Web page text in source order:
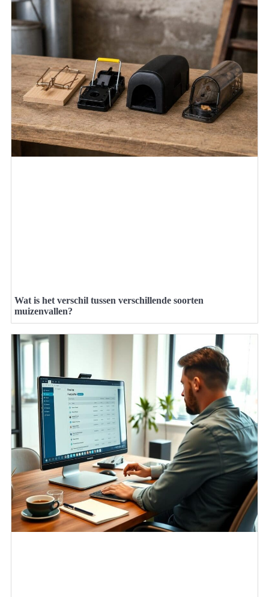
Wat is het verschil tussen verschillende soorten
muizenvallen?